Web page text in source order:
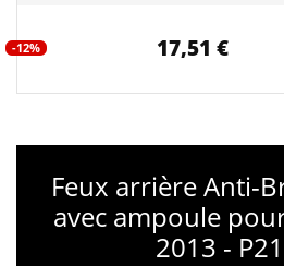
-12% 17,51 €
Feux arrière Anti-
avec ampoule
2013 -